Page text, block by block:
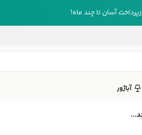
آسان تا چند ماه!
آباژور